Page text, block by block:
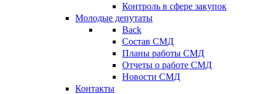
Контроль в сфере закупок
Молодые депутаты
Back
Состав СМД
Планы работы СМД
Отчеты о работе СМД
Новости СМД
Контакты